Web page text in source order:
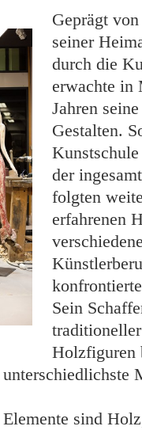
Geprägt
seiner
durch die
erwachte in
Jahren
Gestalten.
der
folgten
erfahrenen
Sein
Holzfiguren
sind